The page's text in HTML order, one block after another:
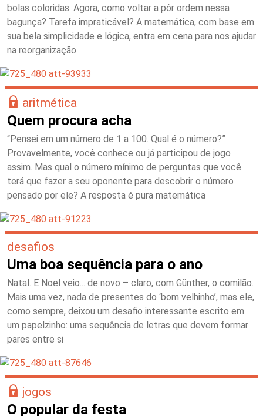
bolas coloridas. Agora, como voltar a pôr ordem nessa
bagunça? Tarefa impraticável? A matemática, com base em
sua bela simplicidade e lógica, entra em cena para nos ajudar
na reorganização
aritmética
Quem procura acha
“Pensei em um número de 1 a 100. Qual é o número?”
Provavelmente, você conhece ou já participou de jogo
assim. Mas qual o número mínimo de perguntas que você
terá que fazer a seu oponente para descobrir o número
pensado por ele? A resposta é pura matemática
desafios
Uma boa sequência para o ano
Natal. E Noel veio... de novo – claro, com Günther, o comilão.
Mais uma vez, nada de presentes do ‘bom velhinho’, mas ele,
como sempre, deixou um desafio interessante escrito em
um papelzinho: uma sequência de letras que devem formar
pares entre si
jogos
O popular da festa